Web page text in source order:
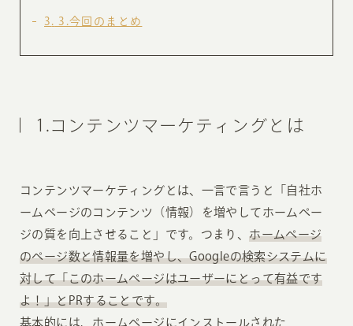
3 3.今回のまとめ
1.コンテンツマーケティングとは
コンテンツマーケティングとは、一言で言うと「自社ホ
ームページのコンテンツ（情報）を増やしてホームペー
ジの質を向上させること」です。つまり、ホームページ
のページ数と情報量を増やし、Googleの検索システムに
対して「このホームページはユーザーにとって有益です
よ！」とPRすることです。
基本的には、ホームページにインストールされた